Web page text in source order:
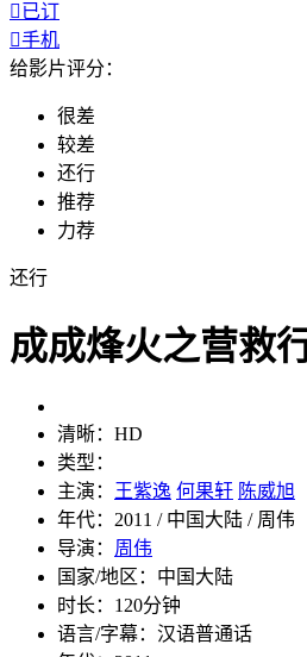
已订
手机
给影片评分：
很差
较差
还行
推荐
力荐
还行
成成烽火之营救
清晰： HD
类型：
主演：
王紫逸 何果轩 陈威旭
年代： 2011 / 中国大陆 / 周伟
导演： 周伟
国家/地区： 中国大陆
时长： 120分钟
语言/字幕： 汉语普通话